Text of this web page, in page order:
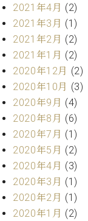
デ
ィ
シ
ョ
ン
W.
ホ
フ
マ
ン
ヴ
ィ
ジ
ョ
ン
ス
タ
ッ
フ
挨
拶
技
術
者
紹
展示
情報
【ユ
2021年4月 (2)
2021年3月 (1)
2021年2月 (2)
2021年1月 (2)
2020年12月 (2)
2020年10月 (3)
2020年9月 (4)
2020年8月 (6)
2020年7月 (1)
2020年5月 (2)
2020年4月 (3)
2020年3月 (1)
2020年2月 (1)
2020年1月 (2)